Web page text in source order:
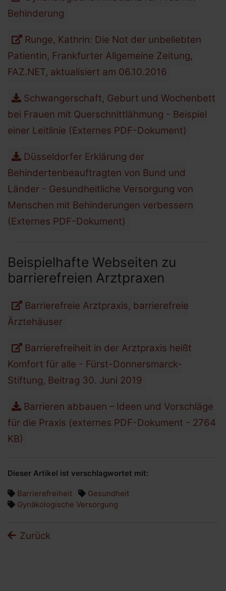
Behinderung
Runge, Kathrin: Die Not der unbeliebten
Patientin, Frankfurter Allgemeine Zeitung,
FAZ.NET, aktualisiert am 06.10.2016
Schwangerschaft, Geburt und Wochenbett
bei Frauen mit Querschnittlähmung - Beispiel
einer Leitlinie (Externes PDF-Dokument)
Düsseldorfer Erklärung der
Behindertenbeauftragten von Bund und
Länder - Gesundheitliche Versorgung von
Menschen mit Behinderungen verbessern
(Externes PDF-Dokument)
Beispielhafte Webseiten zu
barrierefreien Arztpraxen
Barrierefreie Arztpraxis, barrierefreie
Ärztehäuser
Barrierefreiheit in der Arztpraxis heißt
Komfort für alle - Fürst-Donnersmarck-
Stiftung, Beitrag 30. Juni 2019
Barrieren abbauen – Ideen und Vorschläge
für die Praxis (externes PDF-Dokument - 2764
KB)
Dieser Artikel ist verschlagwortet mit:
Barrierefreiheit
Gesundheit
Gynäkologische Versorgung
Zurück